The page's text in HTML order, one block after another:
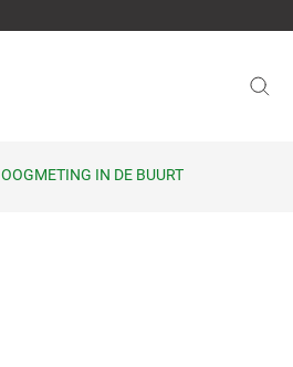
OOGMETING IN DE BUURT